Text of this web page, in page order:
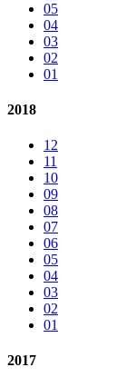
05
04
03
02
01
2018
12
11
10
09
08
07
06
05
04
03
02
01
2017